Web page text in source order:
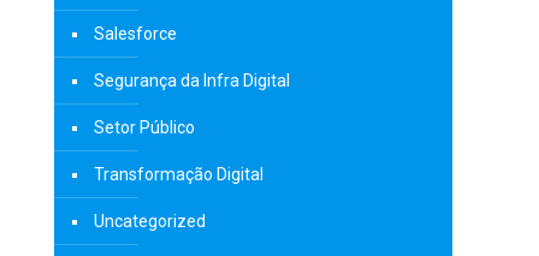
Salesforce
Segurança da Infra Digital
Setor Público
Transformação Digital
Uncategorized